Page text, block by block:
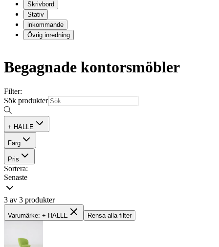
Skrivbord
Stativ
inkommande
Övrig inredning
Begagnade kontorsmöbler
Filter:
Sök produkter
+ HALLE
Färg
Pris
Sortera:
Senaste
3 av 3 produkter
Varumärke: + HALLE Rensa alla filter